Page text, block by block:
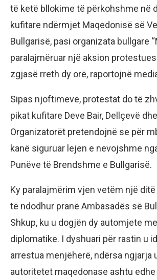
të ketë bllokime të përkohshme në
kufitare ndërmjet Maqedonisë së
Bullgarisë, pasi organizata bullgare
paralajmëruar një aksion
zgjasë rreth dy orë, raportojnë
Sipas njoftimeve, protestat do të
pikat kufitare Deve Bair, Dellçevë
Organizatorët pretendojnë se për
kanë siguruar lejen e nevojshme
Punëve të Brendshme e Bullgarisë.
Ky paralajmërim vjen vetëm një
të ndodhur pranë Ambasadës së
Shkup, ku u dogjën dy automjete
diplomatike. I dyshuari për rastin u
arrestua menjëherë, ndërsa ngjarja
autoritetet maqedonase ashtu edhe